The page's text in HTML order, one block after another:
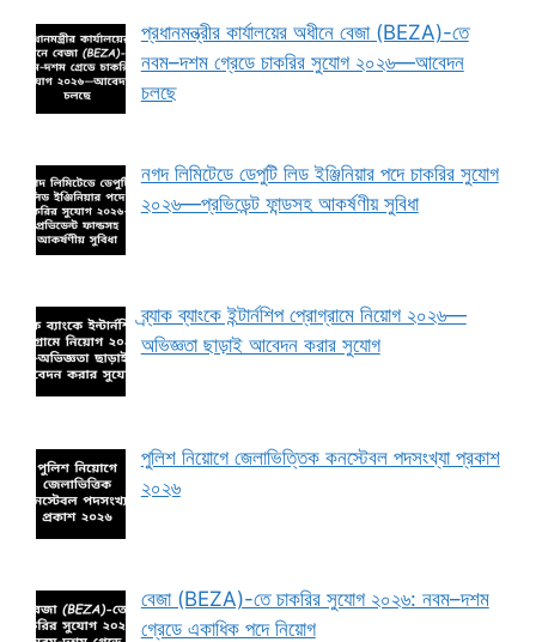
প্রধানমন্ত্রীর কার্যালয়ের অধীনে বেজা (BEZA)-তে
নবম–দশম গ্রেডে চাকরির সুযোগ ২০২৬—আবেদন
চলছে
নগদ লিমিটেডে ডেপুটি লিড ইঞ্জিনিয়ার পদে চাকরির সুযোগ
২০২৬—প্রভিডেন্ট ফান্ডসহ আকর্ষণীয় সুবিধা
ব্র্যাক ব্যাংকে ইন্টার্নশিপ প্রোগ্রামে নিয়োগ ২০২৬—
অভিজ্ঞতা ছাড়াই আবেদন করার সুযোগ
পুলিশ নিয়োগে জেলাভিত্তিক কনস্টেবল পদসংখ্যা প্রকাশ
২০২৬
বেজা (BEZA)-তে চাকরির সুযোগ ২০২৬: নবম–দশম
গ্রেডে একাধিক পদে নিয়োগ